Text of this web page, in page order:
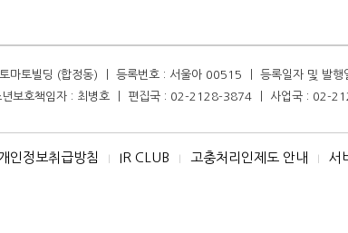
마토빌딩 (합정동) ㅣ 등록번호 : 서울아 00515 ㅣ 등록일자 및 발
년보호책임자 : 최병호 ㅣ 편집국 : 02-2128-3874 ㅣ 사업국 : 02-
인정보취급방침 I IR CLUB I 고충처리인제도 안내 I 서